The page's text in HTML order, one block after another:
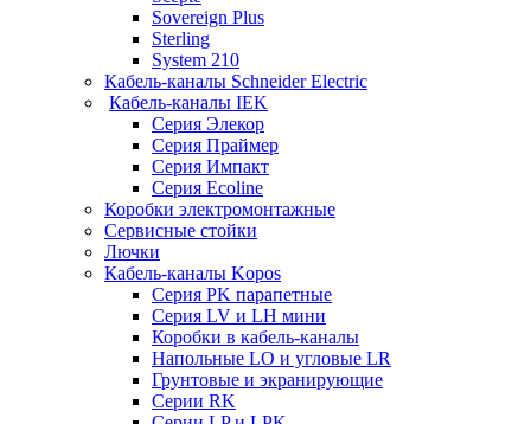
Sovereign Plus
Sterling
System 210
Кабель-каналы Schneider Electric
Кабель-каналы IEK
Серия Элекор
Серия Праймер
Серия Импакт
Серия Ecoline
Коробки электромонтажные
Сервисные стойки
Лючки
Кабель-каналы Kopos
Серия PK парапетные
Серия LV и LH мини
Коробки в кабель-каналы
Напольные LO и угловые LR
Грунтовые и экранирующие
Серии RK